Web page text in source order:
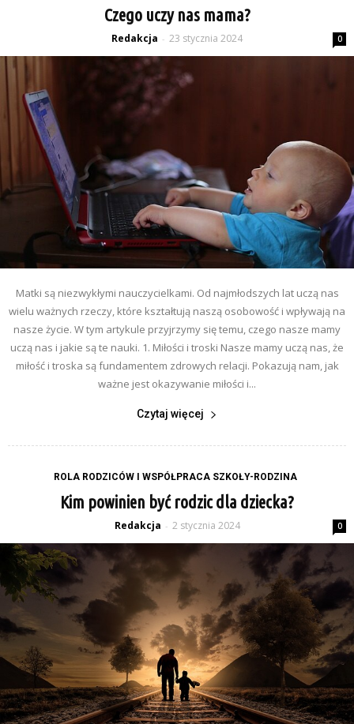
Czego uczy nas mama?
Redakcja - 23 stycznia 2024 0
Matki są niezwykłymi nauczycielkami. Od najmłodszych lat uczą nas
wielu ważnych rzeczy, które kształtują naszą osobowość i wpływają na
nasze życie. W tym artykule przyjrzymy się temu, czego nasze mamy
uczą nas i jakie są te nauki. 1. Miłości i troski Nasze mamy uczą nas, że
miłość i troska są fundamentem zdrowych relacji. Pokazują nam, jak
ważne jest okazywanie miłości i...
Czytaj więcej
ROLA RODZICÓW I WSPÓŁPRACA SZKOŁY-RODZINA
Kim powinien być rodzic dla dziecka?
Redakcja - 2 stycznia 2024 0